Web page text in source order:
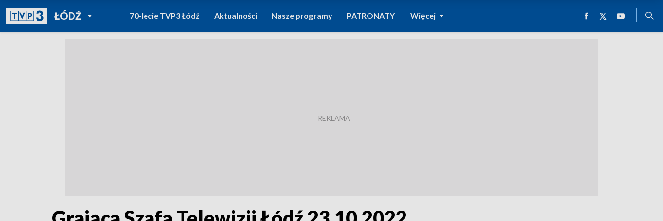
ŁÓDŹPOWRÓT DO
TVP REGIONY
70-lecie TVP3 Łódź Aktualności Nasze programy PATRONATY Więcej